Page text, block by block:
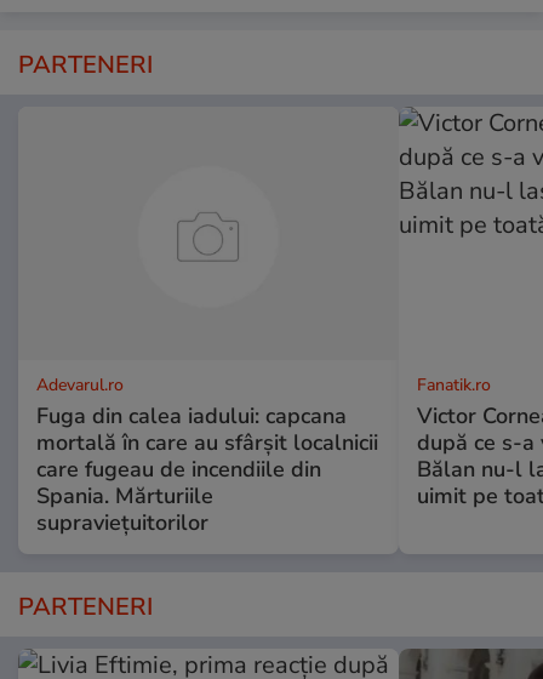
PARTENERI
Adevarul.ro
Fuga din calea iadului: capcana
mortală în care au sfârșit localnicii
care fugeau de incendiile din
Spania. Mărturiile
supraviețuitorilor
Fanatik.ro
Victor
după ce s-a
Bălan nu-l
uimit pe
PARTENERI